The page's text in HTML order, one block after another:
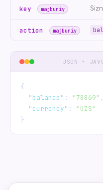
key majburiy
action majburiy
JSON •
{
"balance" : "78869" ,
"currency" :
"UZS"
}